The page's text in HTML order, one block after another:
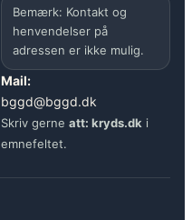
Bemærk: Kontakt og
henvendelser på
adressen er ikke mulig.
Mail:
bggd@bggd.dk
Skriv gerne att: kryds.dk i
emnefeltet.